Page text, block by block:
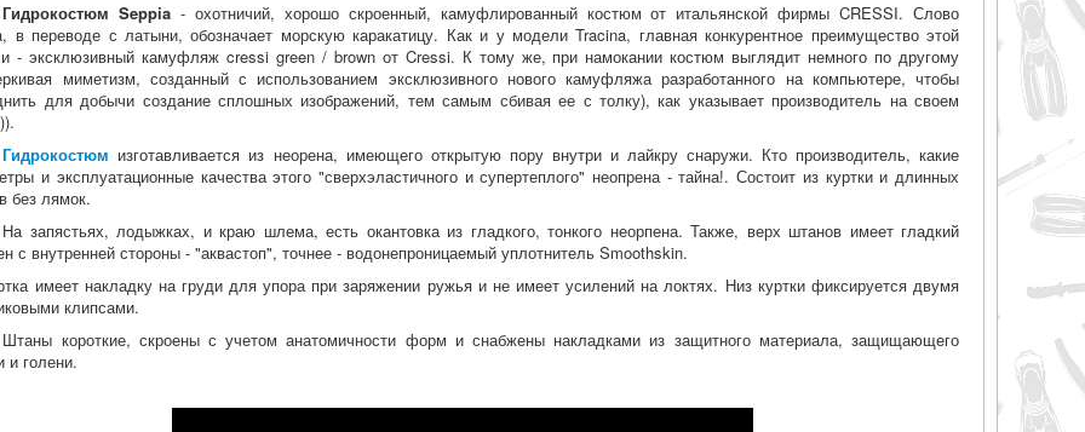
Гидрокостюм Seppia - охотничий, хорошо скроенный, камуфлированный костюм от итальянской фирмы CRESSI. Слово
в переводе с латыни, обозначает морскую каракатицу. Как и у модели Tracina, главная конкурентное преимущество этой
- эксклюзивный камуфляж cressi green / brown от Cressi. К тому же, при намокании костюм выглядит немного по другому
миметизм, созданный с использованием эксклюзивного нового камуфляжа разработанного на компьютере, чтобы
для добычи создание сплошных изображений, тем самым сбивая ее с толку), как указывает производитель на своем
Гидрокостюм изготавливается из неорена, имеющего открытую пору внутри и лайкру снаружи. Кто производитель, какие
и эксплуатационные качества этого "сверхэластичного и супертеплого" неопрена - тайна!. Состоит из куртки и длинных
без лямок.
На запястьях, лодыжках, и краю шлема, есть окантовка из гладкого, тонкого неорпена. Также, верх штанов имеет гладкий
с внутренней стороны - "аквастоп", точнее - водонепроницаемый уплотнитель Smoothskin.
имеет накладку на груди для упора при заряжении ружья и не имеет усилений на локтях. Низ куртки фиксируется двумя
клипсами.
Штаны короткие, скроены с учетом анатомичности форм и снабжены накладками из защитного материала, защищающего
и голени.